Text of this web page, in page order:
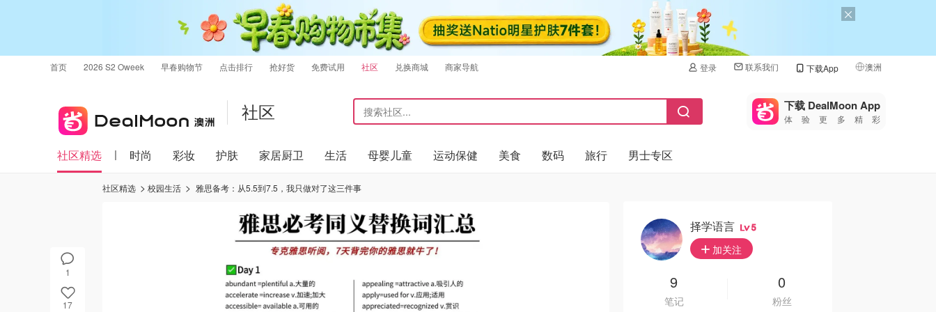
首页 2026 S2 Oweek 早春购物节 点击排行 抢好货 免费试用 社区 兑换商城 商家导航 登录 联系我们 下载App 澳洲
🇺🇸
🇨🇳 中国
社区 下载 DealMoon App
体验更多精彩
社区精选 时尚 彩妆 护肤 家居厨卫 生活 母婴儿童 运动保健 美食 数码 旅行 男士专区
1
17
社区精选 校园生活 雅思备考：从5.5到7.5，我只做对了这三件事
择学语言 5
加关注
9
笔记
0
粉丝